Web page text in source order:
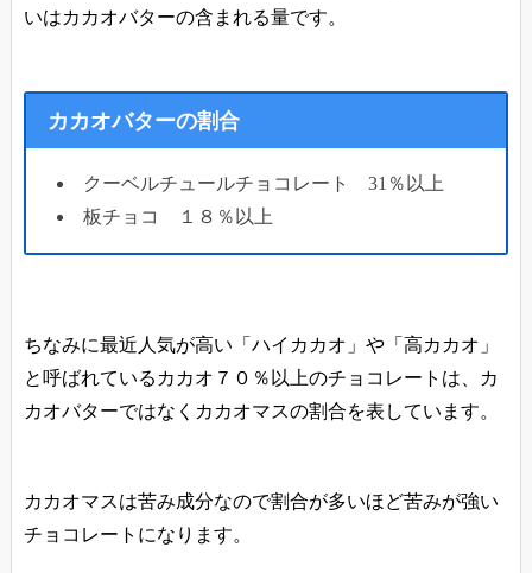
いはカカオバターの含まれる量です。
カカオバターの割合
クーベルチュールチョコレート 31％以上
板チョコ １８％以上
ちなみに最近人気が高い「ハイカカオ」や「高カカオ」
と呼ばれているカカオ７０％以上のチョコレートは、カ
カオバターではなくカカオマスの割合を表しています。
カカオマスは苦み成分なので割合が多いほど苦みが強い
チョコレートになります。